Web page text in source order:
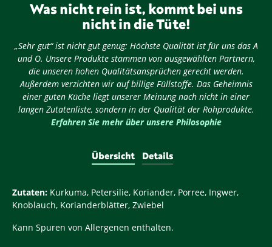
Was nicht rein ist, kommt bei uns
nicht in die Tüte!
„Sehr gut“ ist nicht gut genug: Höchste Qualität ist für uns das A
und O. Unsere Produkte stammen von ausgewählten Partnern,
die unseren hohen Qualitätsansprüchen gerecht werden.
Außerdem verzichten wir auf billige Füllstoffe. Das Geheimnis
einer guten Küche liegt unserer Meinung nach nicht in einer
langen Zutatenliste, sondern in der Qualität der Rohprodukte.
Erfahren Sie mehr über unsere Philosophie
Übersicht Details
Zutaten: Kurkuma, Petersilie, Koriander, Porree, Ingwer,
Knoblauch, Korianderblätter, Zwiebel
Kann Spuren von Allergenen enthalten.